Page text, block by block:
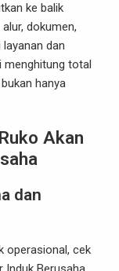
ke balik
dokumen,
dan
menghitung total
hanya
Akan
dan
operasional, cek